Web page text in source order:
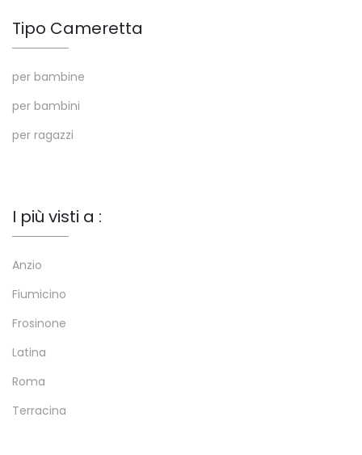
Tipo Cameretta
per bambine
per bambini
per ragazzi
I più visti a :
Anzio
Fiumicino
Frosinone
Latina
Roma
Terracina